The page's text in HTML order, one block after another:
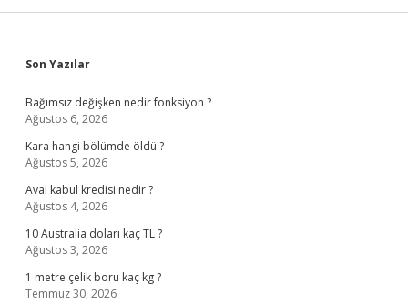
Sidebar
Son Yazılar
Bağımsız değişken nedir fonksiyon ?
Ağustos 6, 2026
Kara hangi bölümde öldü ?
Ağustos 5, 2026
Aval kabul kredisi nedir ?
Ağustos 4, 2026
10 Australia doları kaç TL ?
Ağustos 3, 2026
1 metre çelik boru kaç kg ?
Temmuz 30, 2026